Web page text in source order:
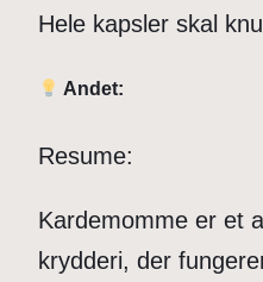
Hele kapsler skal
Andet:
Resume:
Kardemomme er et
krydderi, der